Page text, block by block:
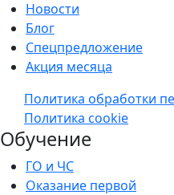
Новости
Блог
Спецпредложение
Акция месяца
Политика обработки
Политика cookie
Обучение
ГО и ЧС
Оказание первой